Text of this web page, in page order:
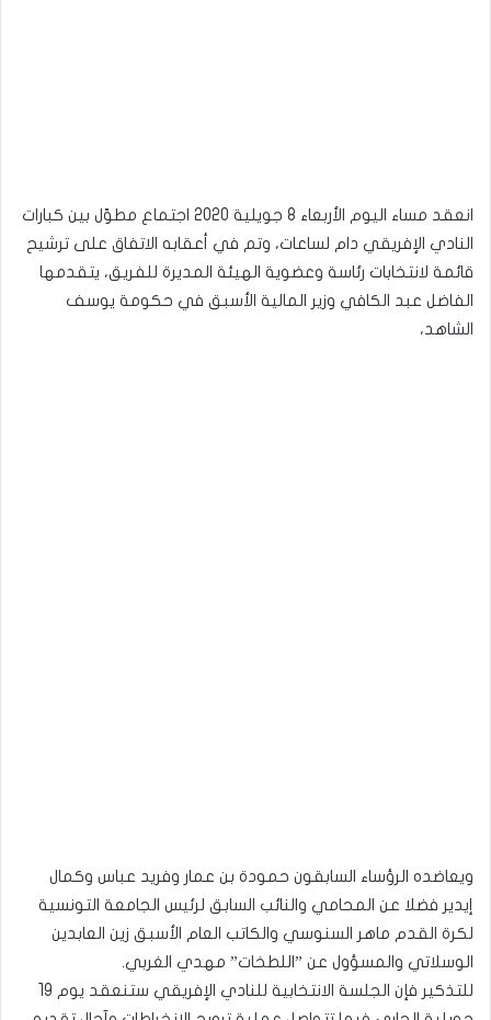
انعقد مساء اليوم الأربعاء 8 جويلية 2020 اجتماع مطوّل بين كبارات
النادي الإفريقي دام لساعات، وتم في أعقابه الاتفاق على ترشيح
قائمة لانتخابات رئاسة وعضوية الهيئة المديرة للفريق، يتقدمها
الفاضل عبد الكافي وزير المالية الأسبق في حكومة يوسف
الشاهد،
ويعاضده الرؤساء السابقون حمودة بن عمار وفريد عباس وكمال
إيدير فضلا عن المحامي والنائب السابق لرئيس الجامعة التونسية
لكرة القدم ماهر السنوسي والكاتب العام الأسبق زين العابدين
الوسلاتي والمسؤول عن ”اللطخات” مهدي الغربي.
للتذكير فإن الجلسة الانتخابية للنادي الإفريقي ستنعقد يوم 19